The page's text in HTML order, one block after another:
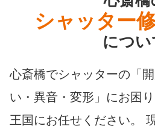
シャッター
につい
心斎橋でシャッターの「
い・異音・変形」にお困
王国にお任せください。